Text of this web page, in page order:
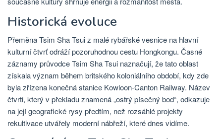
Historická evoluce
Přeměna Tsim Sha Tsui z malé rybářské vesnice na hlavní
kulturní čtvrť odráží pozoruhodnou cestu Hongkongu. Časné
záznamy průvodce Tsim Sha Tsui naznačují, že tato oblast
získala význam během britského koloniálního období, kdy zde
byla zřízena konečná stanice Kowloon-Canton Railway. Název
čtvrti, který v překladu znamená „ostrý písečný bod“, odkazuje
na její geografické rysy předtím, než rozsáhlé projekty
rekultivace utvářely moderní nábřeží, které dnes vidíme.